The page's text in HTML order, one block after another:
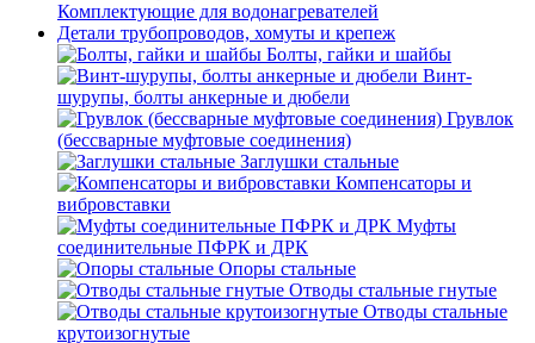
Комплектующие для водонагревателей
Детали трубопроводов, хомуты и крепеж
Болты, гайки и шайбы
Винт-
шурупы, болты анкерные и дюбели
Грувлок
(бессварные муфтовые соединения)
Заглушки стальные
Компенсаторы и
вибровставки
Муфты
соединительные ПФРК и ДРК
Опоры стальные
Отводы стальные гнутые
Отводы стальные
крутоизогнутые